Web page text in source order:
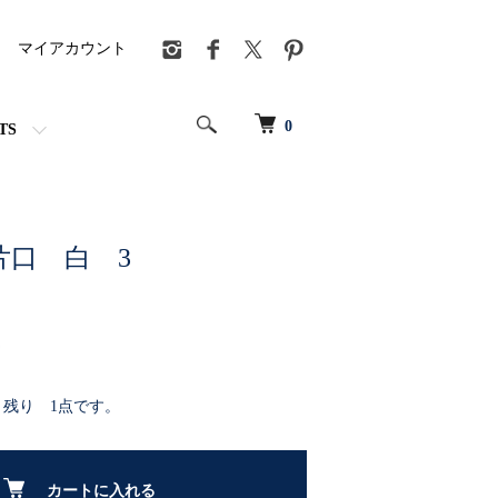
0
マイアカウント
口 白 3
残り 1点です。
カートに入れる